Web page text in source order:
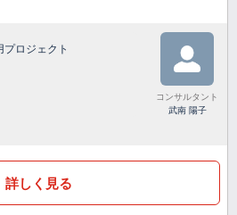
ロジェクト
コンサルタント
武南 陽子
詳しく見る